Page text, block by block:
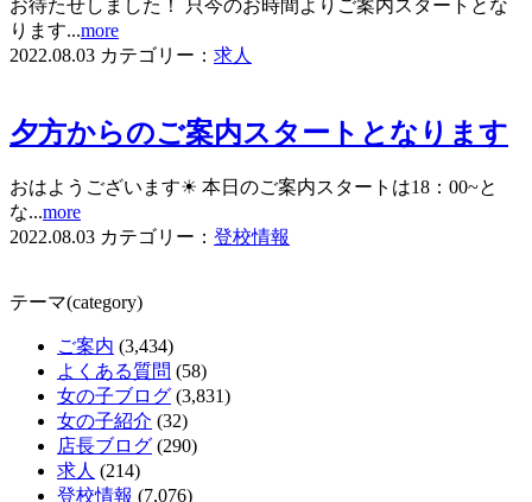
お待たせしました！ 只今のお時間よりご案内スタートとな
ります...more
2022.08.03 カテゴリー： 求人
夕方からのご案内スタートとなります
おはようございます☀ 本日のご案内スタートは18：00~と
な...more
2022.08.03 カテゴリー： 登校情報
テーマ(category)
ご案内 (3,434)
よくある質問 (58)
女の子ブログ (3,831)
女の子紹介 (32)
店長ブログ (290)
求人 (214)
登校情報 (7,076)